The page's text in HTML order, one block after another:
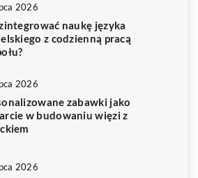
2026
naukę języka
z codzienną pracą
2026
zabawki jako
w budowaniu więzi z
2026